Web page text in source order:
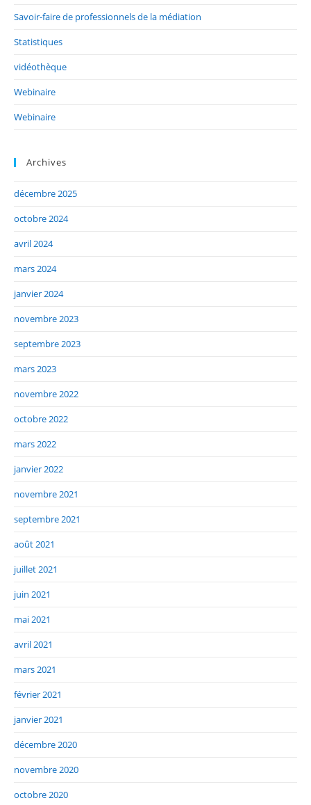
Savoir-faire de professionnels de la médiation
Statistiques
vidéothèque
Webinaire
Webinaire
Archives
décembre 2025
octobre 2024
avril 2024
mars 2024
janvier 2024
novembre 2023
septembre 2023
mars 2023
novembre 2022
octobre 2022
mars 2022
janvier 2022
novembre 2021
septembre 2021
août 2021
juillet 2021
juin 2021
mai 2021
avril 2021
mars 2021
février 2021
janvier 2021
décembre 2020
novembre 2020
octobre 2020